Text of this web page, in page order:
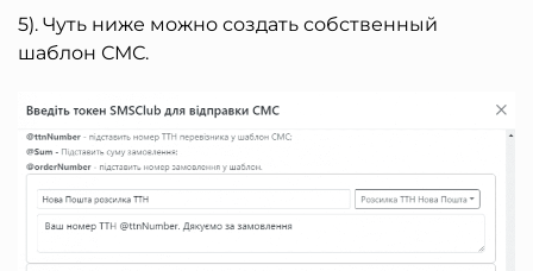
5). Чуть ниже можно создать собственный
шаблон СМС.